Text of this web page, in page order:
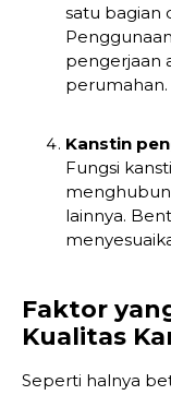
satu bagian
pengerjaan
perumahan.
Kanstin
Fungsi
lainnya.
Faktor
Kualitas
Seperti halnya